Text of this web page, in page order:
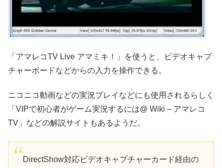
「アマレコTV Live アマミキ！」を使うと、ビデオキャプ
チャーボードなどからの入力を操作できる。
ニコニコ動画などの実況プレイなどにも使用されるらしく
「VIPで初心者がゲーム実況するには@ Wiki – アマレコ
TV」などの解説サイトもあるようだ。
DirectShow対応ビデオキャプチャーカード経由の